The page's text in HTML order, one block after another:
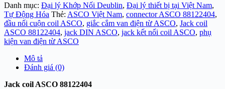
Danh mục: Đại lý Khớp Nối Deublin, Đại lý thiết bị tại Việt Nam,
Tự Động Hóa Thẻ: ASCO Việt Nam, connector ASCO 88122404,
đầu nối cuộn coil ASCO, giắc cắm van điện từ ASCO, Jack coil
ASCO 88122404, jack DIN ASCO, jack kết nối coil ASCO, phụ
kiện van điện từ ASCO
Mô tả
Đánh giá (0)
Jack coil ASCO 88122404